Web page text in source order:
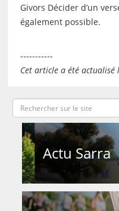
Givors Décider d’un
également possible.
-----------
Cet article a été
Actu Sarra